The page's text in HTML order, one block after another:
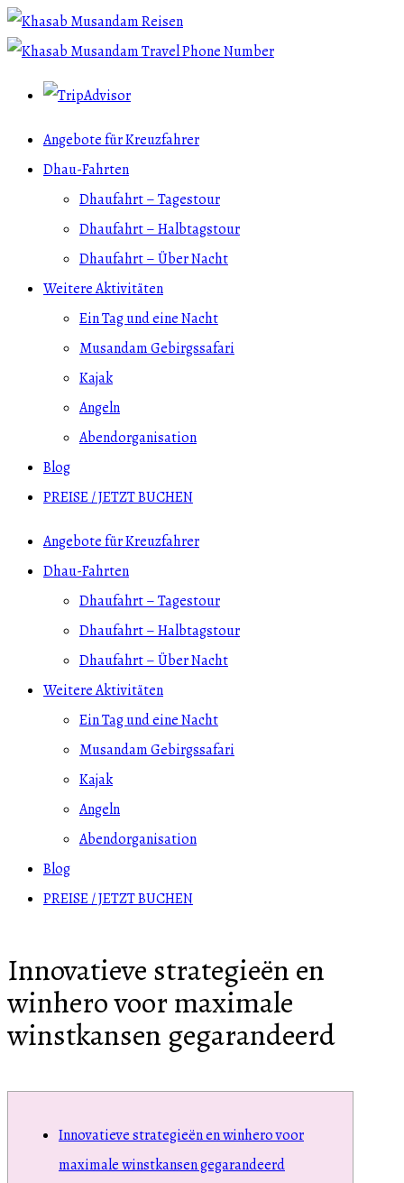
Angebote für Kreuzfahrer
Dhau-Fahrten
Dhaufahrt – Tagestour
Dhaufahrt – Halbtagstour
Dhaufahrt – Über Nacht
Weitere Aktivitäten
Ein Tag und eine Nacht
Musandam Gebirgssafari
Kajak
Angeln
Abendorganisation
Blog
PREISE / JETZT BUCHEN
Angebote für Kreuzfahrer
Dhau-Fahrten
Dhaufahrt – Tagestour
Dhaufahrt – Halbtagstour
Dhaufahrt – Über Nacht
Weitere Aktivitäten
Ein Tag und eine Nacht
Musandam Gebirgssafari
Kajak
Angeln
Abendorganisation
Blog
PREISE / JETZT BUCHEN
Innovatieve strategieën en
winhero voor maximale
winstkansen gegarandeerd
Innovatieve strategieën en winhero voor
maximale winstkansen gegarandeerd